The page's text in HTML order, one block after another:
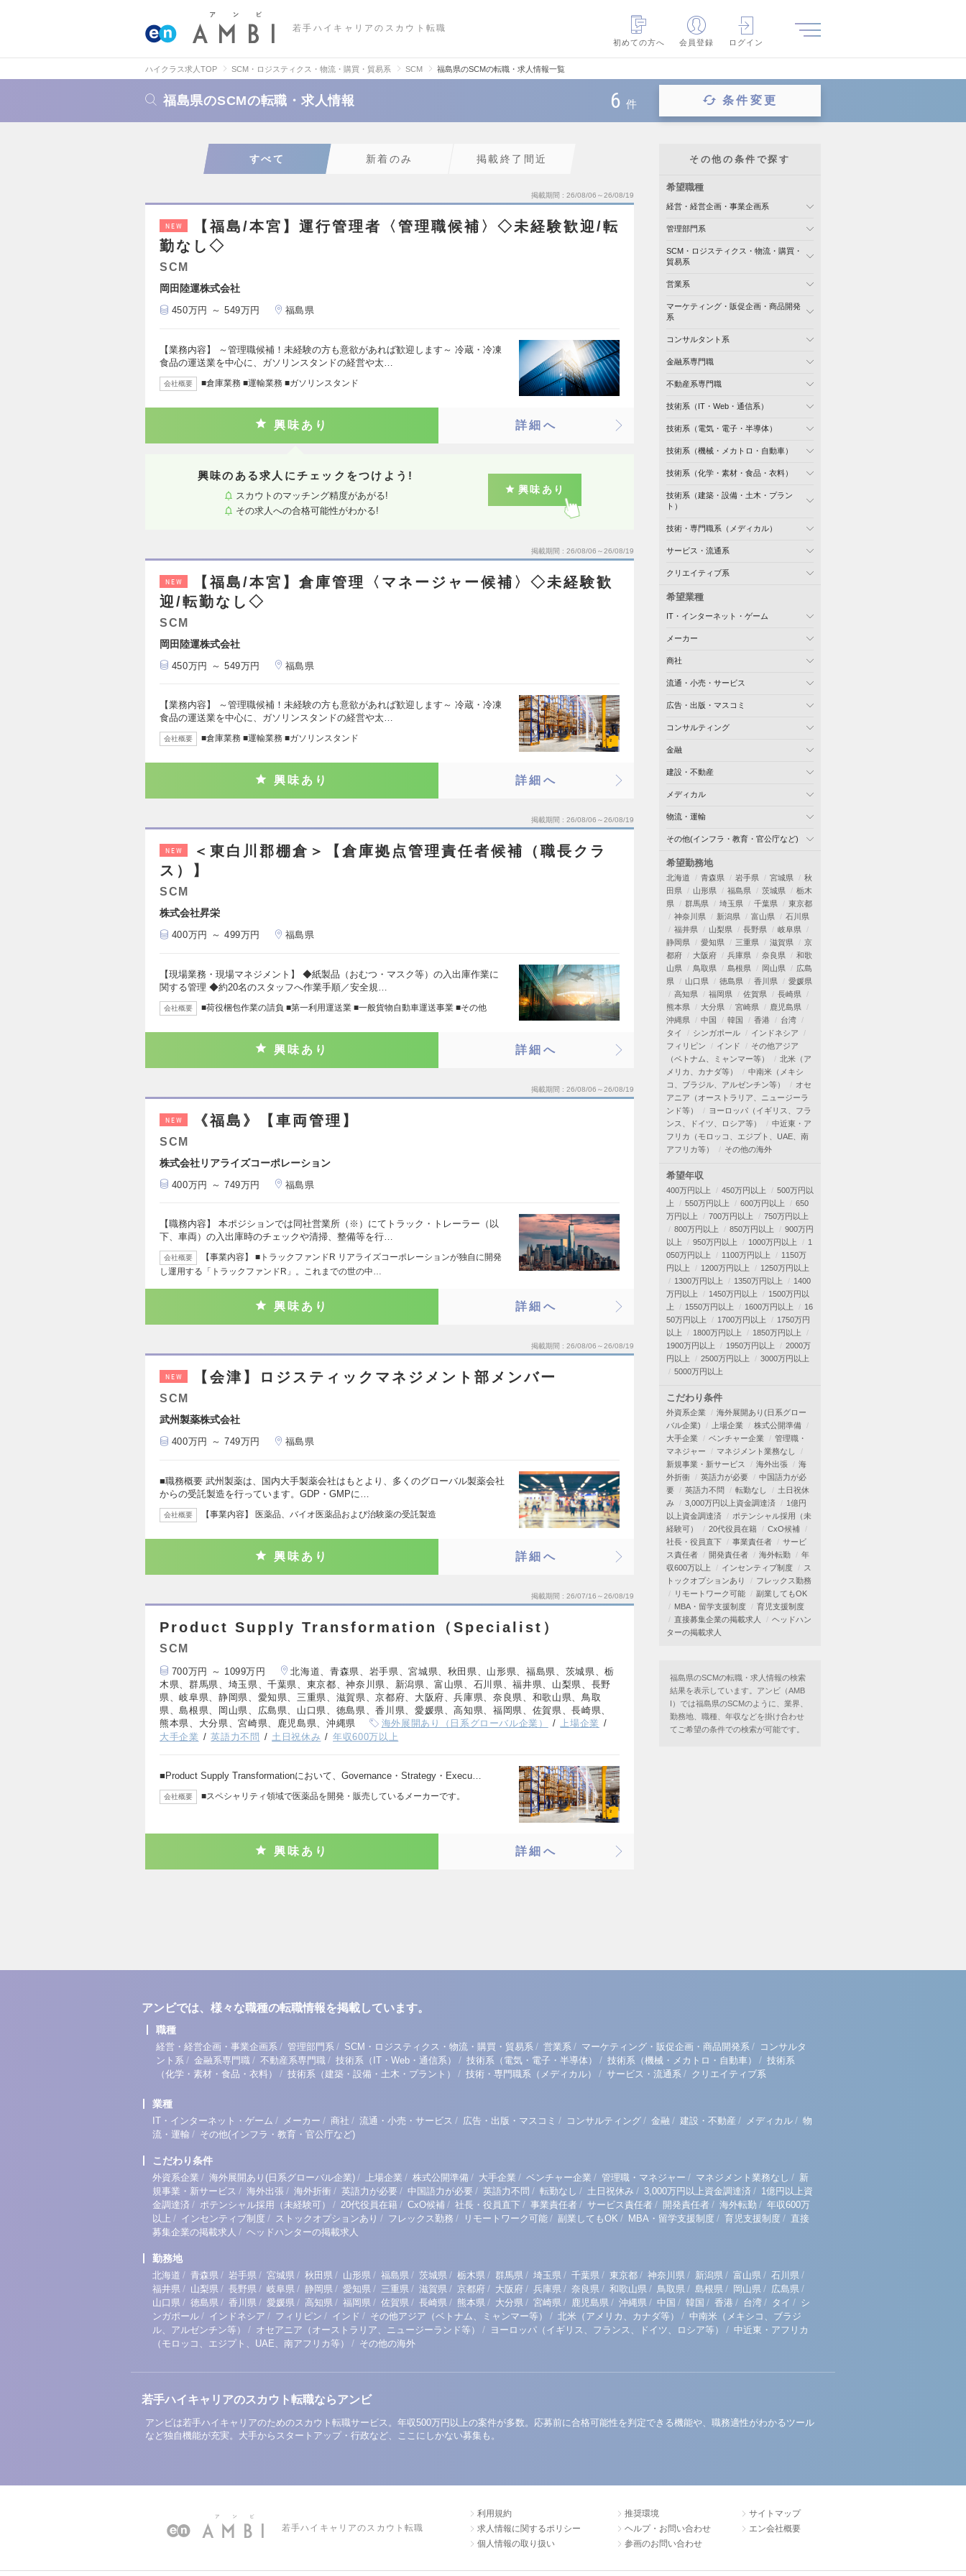
若手ハイキャリアのスカウト転職
初めての方へ
会員登録 ログイン
ハイクラス求人TOP SCM・ロジスティクス・物流・購買・貿易系 SCM 福島県のSCMの転職・求人情報一覧
福島県のSCMの転職・求人情報 6 件 条件変更
すべて 新着のみ 掲載終了間近
掲載期間 26/08/06～26/08/19
NEW
【福島/本宮】運行管理者〈管理職候補〉◇未経験歓迎/転
勤なし◇
SCM
岡田陸運株式会社
450万円 ～ 549万円 福島県
【業務内容】 ～管理職候補！未経験の方も意欲があれば歓迎します～ 冷蔵・冷凍
食品の運送業を中心に、ガソリンスタンドの経営や太…
会社概要 ■倉庫業務 ■運輸業務 ■ガソリンスタンド
興味あり 詳細へ
興味のある求人にチェックをつけよう!
スカウトのマッチング精度があがる!
その求人への合格可能性がわかる!
興味あり
掲載期間 26/08/06～26/08/19
NEW
【福島/本宮】倉庫管理〈マネージャー候補〉◇未経験歓
迎/転勤なし◇
SCM
岡田陸運株式会社
450万円 ～ 549万円 福島県
【業務内容】 ～管理職候補！未経験の方も意欲があれば歓迎します～ 冷蔵・冷凍
食品の運送業を中心に、ガソリンスタンドの経営や太…
会社概要 ■倉庫業務 ■運輸業務 ■ガソリンスタンド
興味あり 詳細へ
掲載期間 26/08/06～26/08/19
NEW
＜東白川郡棚倉＞【倉庫拠点管理責任者候補（職長クラ
ス）】
SCM
株式会社昇栄
400万円 ～ 499万円 福島県
【現場業務・現場マネジメント】 ◆紙製品（おむつ・マスク等）の入出庫作業に
関する管理 ◆約20名のスタッフへ作業手順／安全規…
会社概要 ■荷役梱包作業の請負 ■第一利用運送業 ■一般貨物自動車運送事業 ■その他
興味あり 詳細へ
掲載期間 26/08/06～26/08/19
NEW 《福島》【車両管理】
SCM
株式会社リアライズコーポレーション
400万円 ～ 749万円 福島県
【職務内容】 本ポジションでは同社営業所（※）にてトラック・トレーラー（以
下、車両）の入出庫時のチェックや清掃、整備等を行…
会社概要
【事業内容】 ■トラックファンドR リアライズコーポレーションが独自に開発
し運用する「トラックファンドR」。これまでの世の中…
興味あり 詳細へ
掲載期間 26/08/06～26/08/19
NEW 【会津】ロジスティックマネジメント部メンバー
SCM
武州製薬株式会社
400万円 ～ 749万円 福島県
■職務概要 武州製薬は、国内大手製薬会社はもとより、多くのグローバル製薬会社
からの受託製造を行っています。GDP・GMPに…
会社概要 【事業内容】 医薬品、バイオ医薬品および治験薬の受託製造
興味あり 詳細へ
掲載期間 26/07/16～26/08/19
Product Supply Transformation（Specialist）
SCM
700万円 ～ 1099万円
北海道、青森県、岩手県、宮城県、秋田県、山形県、福島県、茨城県、栃
木県、群馬県、埼玉県、千葉県、東京都、神奈川県、新潟県、富山県、石川県、福井県、山梨県、長野
県、岐阜県、静岡県、愛知県、三重県、滋賀県、京都府、大阪府、兵庫県、奈良県、和歌山県、鳥取
県、島根県、岡山県、広島県、山口県、徳島県、香川県、愛媛県、高知県、福岡県、佐賀県、長崎県、
熊本県、大分県、宮崎県、鹿児島県、沖縄県
海外展開あり（日系グローバル企業）
上場企業
大手企業
英語力不問 土日祝休み 年収600万以上
■Product Supply Transformationにおいて、Governance・Strategy・Execu…
会社概要 ■スペシャリティ領域で医薬品を開発・販売しているメーカーです。
興味あり 詳細へ
その他の条件で探す
希望職種
経営・経営企画・事業企画系
管理部門系
SCM・ロジスティクス・物流・購買・
貿易系
営業系
マーケティング・販促企画・商品開発
系
コンサルタント系
金融系専門職
不動産系専門職
技術系（IT・Web・通信系）
技術系（電気・電子・半導体）
技術系（機械・メカトロ・自動車）
技術系（化学・素材・食品・衣料）
技術系（建築・設備・土木・プラン
ト）
技術・専門職系（メディカル）
サービス・流通系
クリエイティブ系
希望業種
IT・インターネット・ゲーム
メーカー
商社
流通・小売・サービス
広告・出版・マスコミ
コンサルティング
金融
建設・不動産
メディカル
物流・運輸
その他(インフラ・教育・官公庁など)
希望勤務地
北海道 青森県 岩手県 宮城県
秋
田県
山形県 福島県 茨城県
栃木
県
群馬県 埼玉県 千葉県
東京都
神奈川県
新潟県 富山県
石川県
福井県
山梨県 長野県
岐阜県
静岡県
愛知県 三重県 滋賀県
京
都府
大阪府 兵庫県 奈良県
和歌
山県
鳥取県 島根県 岡山県
広島
県
山口県 徳島県 香川県
愛媛県
高知県
福岡県 佐賀県
長崎県
熊本県
大分県 宮崎県
鹿児島県
沖縄県
中国 韓国 香港
台湾
タイ
シンガポール
インドネシア
フィリピン
インド
その他アジア
（ベトナム、ミャンマー等）
北米（ア
メリカ、カナダ等）
中南米（メキシ
コ、ブラジル、アルゼンチン等）
オセ
アニア（オーストラリア、ニュージーラ
ンド等）
ヨーロッパ（イギリス、フラ
ンス、ドイツ、ロシア等）
中近東・ア
フリカ（モロッコ、エジプト、UAE、南
アフリカ等）
その他の海外
希望年収
400万円以上 450万円以上
500万円以
上
550万円以上 600万円以上
650
万円以上
700万円以上
750万円以上
800万円以上
850万円以上
900万円
以上
950万円以上 1000万円以上
1
050万円以上
1100万円以上
1150万
円以上
1200万円以上
1250万円以上
1300万円以上
1350万円以上
1400
万円以上
1450万円以上
1500万円以
上
1550万円以上 1600万円以上
16
50万円以上
1700万円以上
1750万円
以上
1800万円以上
1850万円以上
1900万円以上
1950万円以上
2000万
円以上
2500万円以上
3000万円以上
5000万円以上
こだわり条件
外資系企業
海外展開あり(日系グロー
バル企業)
上場企業
株式公開準備
大手企業
ベンチャー企業
管理職・
マネジャー
マネジメント業務なし
新規事業・新サービス
海外出張
海
外折衝
英語力が必要
中国語力が必
要
英語力不問 転勤なし
土日祝休
み
3,000万円以上資金調達済
1億円
以上資金調達済
ポテンシャル採用（未
経験可）
20代役員在籍
CxO候補
社長・役員直下
事業責任者
サービ
ス責任者
開発責任者 海外転勤
年
収600万以上
インセンティブ制度
ス
トックオプションあり
フレックス勤務
リモートワーク可能
副業してもOK
MBA・留学支援制度
育児支援制度
直接募集企業の掲載求人
ヘッドハン
ターの掲載求人
福島県のSCMの転職・求人情報の検索
結果を表示しています。アンビ（AMB
I）では福島県のSCMのように、業界、
勤務地、職種、年収などを掛け合わせ
てご希望の条件での検索が可能です。
アンビでは、様々な職種の転職情報を掲載しています。
職種
経営・経営企画・事業企画系 / 管理部門系 / SCM・ロジスティクス・物流・購買・貿易系 / 営業系 / マーケティング・販促企画・商品開発系 / コンサルタ
ント系 / 金融系専門職 / 不動産系専門職 / 技術系（IT・Web・通信系） / 技術系（電気・電子・半導体） / 技術系（機械・メカトロ・自動車） / 技術系
（化学・素材・食品・衣料）
/ 技術系（建築・設備・土木・プラント） / 技術・専門職系（メディカル） / サービス・流通系 / クリエイティブ系
業種
IT・インターネット・ゲーム / メーカー / 商社 / 流通・小売・サービス / 広告・出版・マスコミ / コンサルティング / 金融 / 建設・不動産 / メディカル / 物
流・運輸 / その他(インフラ・教育・官公庁など)
こだわり条件
外資系企業 / 海外展開あり(日系グローバル企業) / 上場企業 / 株式公開準備 / 大手企業 / ベンチャー企業 / 管理職・マネジャー / マネジメント業務なし / 新
規事業・新サービス / 海外出張 / 海外折衝 / 英語力が必要 / 中国語力が必要 / 英語力不問 / 転勤なし / 土日祝休み / 3,000万円以上資金調達済 / 1億円以上資
金調達済 / ポテンシャル採用（未経験可） / 20代役員在籍 / CxO候補 / 社長・役員直下 / 事業責任者 / サービス責任者 / 開発責任者 / 海外転勤 / 年収600万
以上 / インセンティブ制度 / ストックオプションあり / フレックス勤務 / リモートワーク可能 / 副業してもOK / MBA・留学支援制度 / 育児支援制度 / 直接
募集企業の掲載求人 / ヘッドハンターの掲載求人
勤務地
北海道 / 青森県 / 岩手県 / 宮城県 / 秋田県 / 山形県 / 福島県 / 茨城県 / 栃木県 / 群馬県 / 埼玉県 / 千葉県 / 東京都 / 神奈川県 / 新潟県 / 富山県 / 石川県 /
福井県 / 山梨県 / 長野県 / 岐阜県 / 静岡県 / 愛知県 / 三重県 / 滋賀県 / 京都府 / 大阪府 / 兵庫県 / 奈良県 / 和歌山県 / 鳥取県 / 島根県 / 岡山県 / 広島県 /
山口県 / 徳島県 / 香川県 / 愛媛県 / 高知県 / 福岡県 / 佐賀県 / 長崎県 / 熊本県 / 大分県 / 宮崎県 / 鹿児島県 / 沖縄県 / 中国 / 韓国 / 香港 / 台湾 / タイ / シ
ンガポール / インドネシア / フィリピン / インド / その他アジア（ベトナム、ミャンマー等） / 北米（アメリカ、カナダ等） / 中南米（メキシコ、ブラジ
ル、アルゼンチン等）
/ オセアニア（オーストラリア、ニュージーランド等） / ヨーロッパ（イギリス、フランス、ドイツ、ロシア等） / 中近東・アフリカ
（モロッコ、エジプト、UAE、南アフリカ等）
/ その他の海外
若手ハイキャリアのスカウト転職ならアンビ
アンビは若手ハイキャリアのためのスカウト転職サービス。年収500万円以上の案件が多数。応募前に合格可能性を判定できる機能や、職務適性がわかるツール
など独自機能が充実。大手からスタートアップ・行政など、ここにしかない募集も。
若手ハイキャリアのスカウト転職
利用規約
求人情報に関するポリシー
個人情報の取り扱い
推奨環境
ヘルプ・お問い合わせ
参画のお問い合わせ
サイトマップ
エン会社概要